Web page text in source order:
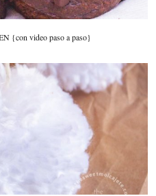
{con video paso a paso}